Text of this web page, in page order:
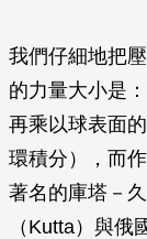
我們仔細地把
的力量大小是
再乘以球表面
環積分），而
著名的庫塔－
（Kutta）與俄